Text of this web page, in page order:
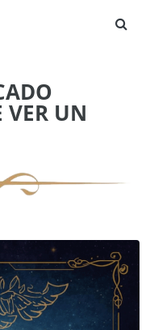
VER UN